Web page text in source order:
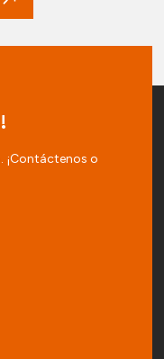
¡Contáctenos o